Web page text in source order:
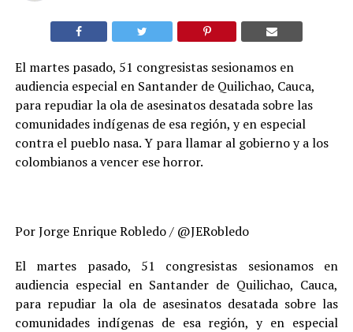
El martes pasado, 51 congresistas sesionamos en
audiencia especial en Santander de Quilichao, Cauca,
para repudiar la ola de asesinatos desatada sobre las
comunidades indígenas de esa región, y en especial
contra el pueblo nasa. Y para llamar al gobierno y a los
colombianos a vencer ese horror.
Por Jorge Enrique Robledo / @JERobledo
El martes pasado, 51 congresistas sesionamos en
audiencia especial en Santander de Quilichao, Cauca,
para repudiar la ola de asesinatos desatada sobre las
comunidades indígenas de esa región, y en especial